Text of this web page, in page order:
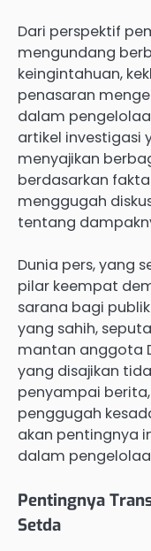
Dari perspektif
mengundang
keingintahuan,
penasaran
dalam
artikel investigasi
menyajikan
berdasarkan
menggugah
tentang
Dunia pers, yang
pilar keempat
sarana bagi
yang sahih,
mantan anggota
yang disajikan
penyampai
penggugah
akan pentingnya
dalam
Pentingnya
Setda